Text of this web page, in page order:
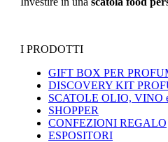
I PRODOTTI
GIFT BOX PER
DISCOVERY KIT
SCATOLE OLIO, VINO
SHOPPER
CONFEZIONI REGALO
ESPOSITORI